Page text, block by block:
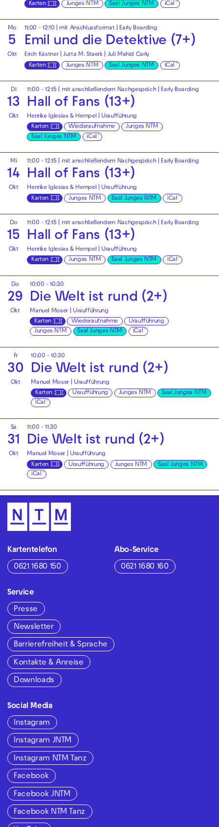
Karten
Junges NTM Saal Junges NTM iCal
Mo
5
Okt
11:00 - 12:10 | mit Anschlussformat | Early Boarding
Emil und die Detektive (7+)
Erich Kästner | Jutta M. Staerk | Juli Mahid Carly
Karten
Junges NTM Saal Junges NTM iCal
Di
13
Okt
11:00 - 12:15 | mit anschließendem Nachgespräch | Early Boarding
Hall of Fans (13+)
Henrike Iglesias & Hempel | Uraufführung
Karten
Wiederaufnahme
Junges NTM
Saal Junges NTM
iCal
Mi
14
Okt
11:00 - 12:15 | mit anschließendem Nachgespräch | Early Boarding
Hall of Fans (13+)
Henrike Iglesias & Hempel | Uraufführung
Karten
Junges NTM Saal Junges NTM iCal
Do
15
Okt
11:00 - 12:15 | mit anschließendem Nachgespräch | Early Boarding
Hall of Fans (13+)
Henrike Iglesias & Hempel | Uraufführung
Karten
Junges NTM Saal Junges NTM iCal
Do
29
Okt
10:00 - 10:30
Die Welt ist rund (2+)
Manuel Moser | Uraufführung
Karten
Wiederaufnahme
Uraufführung
Junges NTM
Saal Junges NTM iCal
Fr
30
Okt
10:00 - 10:30
Die Welt ist rund (2+)
Manuel Moser | Uraufführung
Karten
Uraufführung Junges NTM
Saal Junges NTM
iCal
Sa
31
Okt
11:00 - 11:30
Die Welt ist rund (2+)
Manuel Moser | Uraufführung
Karten
Uraufführung Junges NTM
Saal Junges NTM
iCal
Kartentelefon
0621 1680 150
Abo-Service
0621 1680 160
Service
Presse
Newsletter
Barrierefreiheit & Sprache
Kontakte & Anreise
Downloads
Social Media
Instagram
Instagram JNTM
Instagram NTM Tanz
Facebook
Facebook JNTM
Facebook NTM Tanz